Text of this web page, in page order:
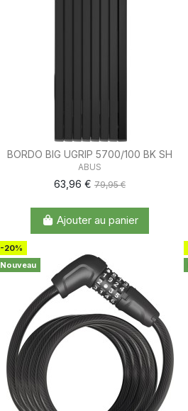
BORDO BIG UGRIP 5700/100 BK SH
ABUS
63,96 € 79,95 €
Ajouter au panier
-20%
Nouveau